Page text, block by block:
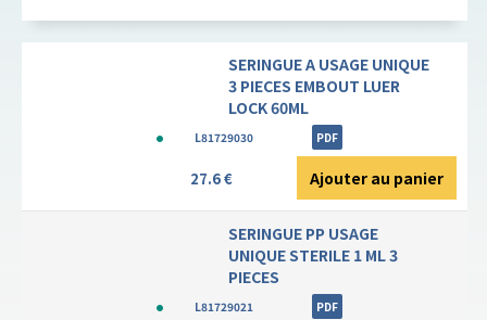
SERINGUE A USAGE UNIQUE
3 PIECES EMBOUT LUER
LOCK 60ML
L81729030 PDF
27.6 € Ajouter au panier
SERINGUE PP USAGE
UNIQUE STERILE 1 ML 3
PIECES
L81729021 PDF